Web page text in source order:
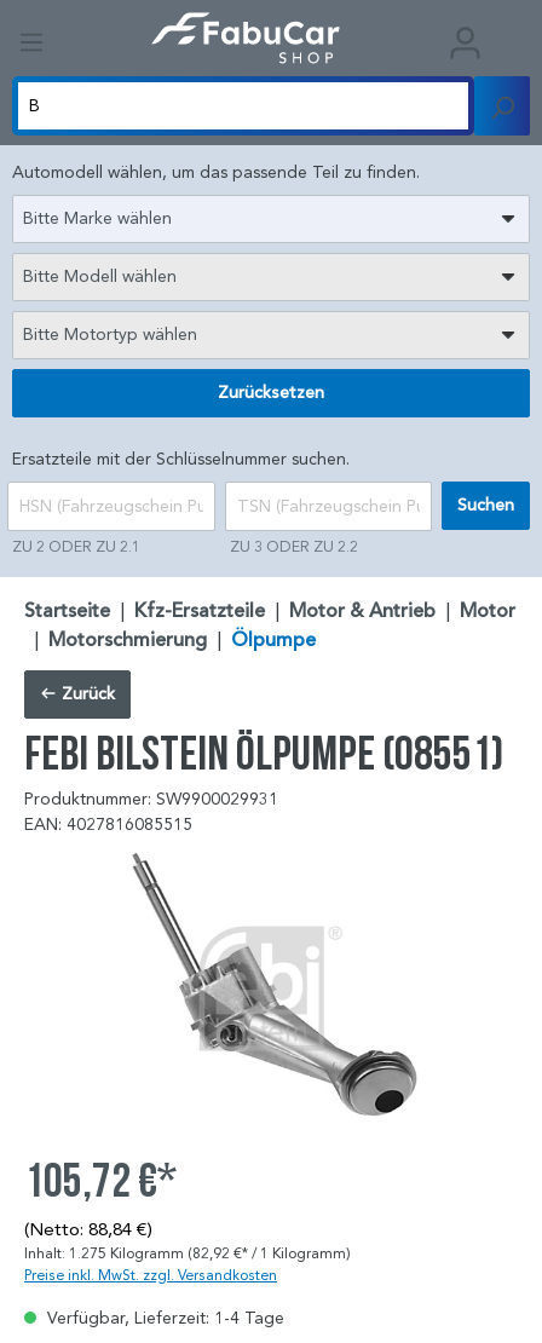
Automodell wählen, um das passende Teil zu finden.
Bitte Marke wählen
Bitte Modell wählen
Bitte Motortyp wählen
Zurücksetzen
Ersatzteile mit der Schlüsselnummer suchen.
ZU 2 ODER ZU 2.1 ZU 3 ODER ZU 2.2
Suchen
Startseite | Kfz-Ersatzteile | Motor & Antrieb | Motor
| Motorschmierung | Ölpumpe
Zurück
FEBI BILSTEIN Ölpumpe (08551)
Produktnummer: SW9900029931
EAN: 4027816085515
105,72 €*
(Netto: 88,84 €)
Inhalt: 1.275 Kilogramm (82,92 €* / 1 Kilogramm)
Preise inkl. MwSt. zzgl. Versandkosten
Verfügbar, Lieferzeit: 1-4 Tage